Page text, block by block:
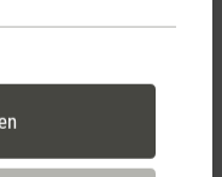
mit